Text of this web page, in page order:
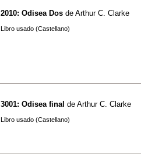
2010: Odisea Dos de Arthur C. Clarke
Libro usado (Castellano)
3001: Odisea final de Arthur C. Clarke
Libro usado (Castellano)